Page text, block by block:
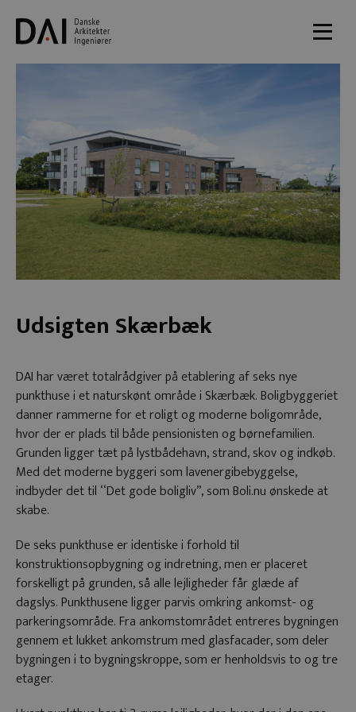
Udsigten Skærbæk
DAI har været totalrådgiver på etablering af seks nye
punkthuse i et naturskønt område i Skærbæk. Boligbyggeriet
danner rammerne for et roligt og moderne boligområde,
hvor der er plads til både pensionisten og børnefamilien.
Grunden ligger tæt på lystbådehavn, strand, skov og indkøb.
Med det moderne byggeri som lavenergibebyggelse,
indbyder det til ‘‘Det gode boligliv’’, som Boli.nu ønskede at
skabe.
De seks punkthuse er identiske i forhold til
konstruktionsopbygning og indretning, men er placeret
forskelligt på grunden, så alle lejligheder får glæde af
dagslys. Punkthusene ligger parvis omkring ankomst- og
parkeringsområde. Fra ankomstområdet entreres bygningen
gennem et lukket ankomstrum med glasfacader, som deler
bygningen i to bygningskroppe, som er henholdsvis to og tre
etager.